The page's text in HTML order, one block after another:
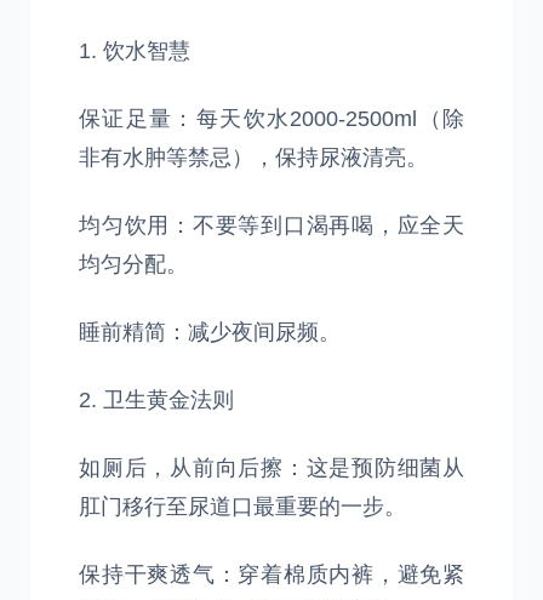
1. 饮水智慧
保证足量：每天饮水2000-2500ml（除
非有水肿等禁忌），保持尿液清亮。
均匀饮用：不要等到口渴再喝，应全天
均匀分配。
睡前精简：减少夜间尿频。
2. 卫生黄金法则
如厕后，从前向后擦：这是预防细菌从
肛门移行至尿道口最重要的一步。
保持干爽透气：穿着棉质内裤，避免紧